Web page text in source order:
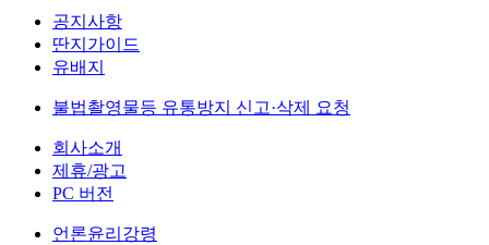
공지사항
딴지가이드
유배지
불법촬영물등 유통방지 신고·삭제 요청
회사소개
제휴/광고
PC 버전
언론윤리강령